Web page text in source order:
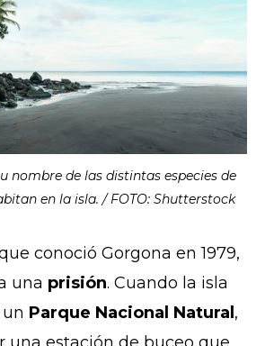
nombre de las distintas especies de
en la isla. / FOTO: Shutterstock
conoció Gorgona en 1979,
una prisión. Cuando la isla
Parque Nacional Natural,